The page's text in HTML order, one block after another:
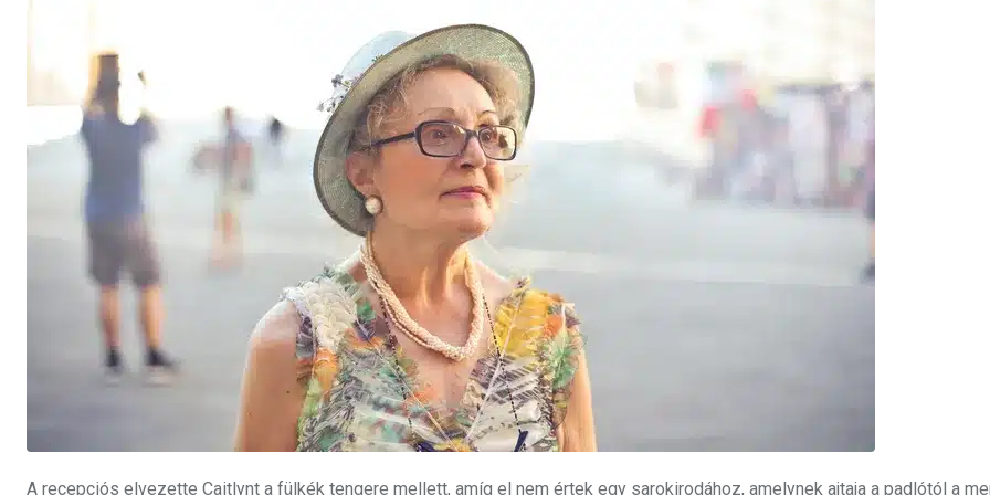
A recepciós elvezette Caitlynt a fülkék tengere mellett, amíg el nem értek egy sarokirodához, amelynek ajtaja a padlótól a